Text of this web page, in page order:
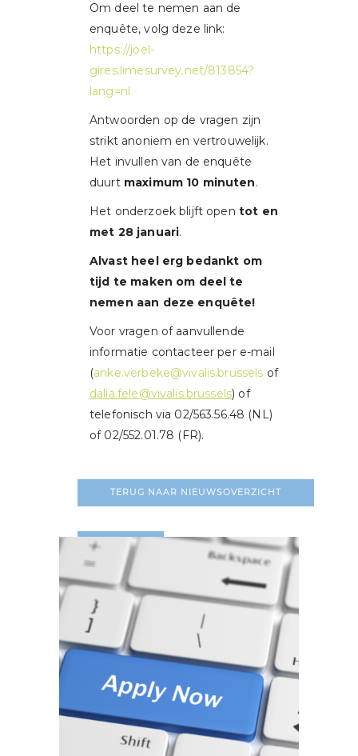
Om deel te nemen aan de
enquête, volg deze link:
https://joel-
gires.limesurvey.net/813854?
lang=nl
Antwoorden op de vragen zijn
strikt anoniem en vertrouwelijk.
Het invullen van de enquête
duurt maximum 10 minuten.
Het onderzoek blijft open tot en
met 28 januari.
Alvast heel erg bedankt om
tijd te maken om deel te
nemen aan deze enquête!
Voor vragen of aanvullende
informatie contacteer per e-mail
(anke.verbeke@vivalis.brussels of
dalia.fele@vivalis.brussels) of
telefonisch via 02/563.56.48 (NL)
of 02/552.01.78 (FR).
TERUG NAAR NIEUWSOVERZICHT
LEES MEER